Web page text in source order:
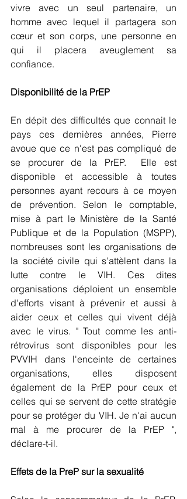
vivre avec un seul partenaire, un
homme avec lequel il partagera son
cœur et son corps, une personne en
qui il placera aveuglement sa
confiance.
Disponibilité de la PrEP
En dépit des difficultés que connait le
pays ces dernières années, Pierre
avoue que ce n'est pas compliqué de
se procurer de la PrEP.  Elle est
disponible et accessible à toutes
personnes ayant recours à ce moyen
de prévention. Selon le comptable,
mise à part le Ministère de la Santé
Publique et de la Population (MSPP),
nombreuses sont les organisations de
la société civile qui s'attèlent dans la
lutte contre le VIH. Ces dites
organisations déploient un ensemble
d'efforts visant à prévenir et aussi à
aider ceux et celles qui vivent déjà
avec le virus. " Tout comme les anti-
rétrovirus sont disponibles pour les
PVVIH dans l'enceinte de certaines
organisations, elles disposent
également de la PrEP pour ceux et
celles qui se servent de cette stratégie
pour se protéger du VIH. Je n'ai aucun
mal à me procurer de la PrEP ",
déclare-t-il.
Effets de la PreP sur la sexualité